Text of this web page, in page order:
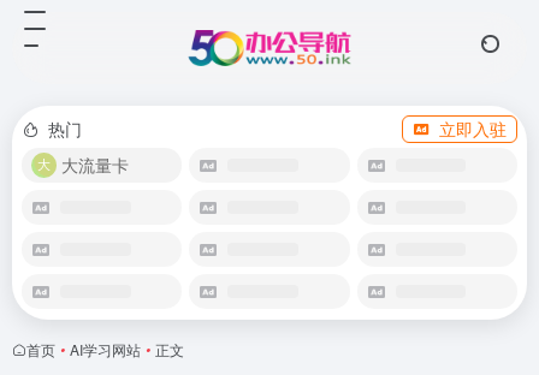
热门
立即入驻
大流量卡
首页 • AI学习网站 • 正文